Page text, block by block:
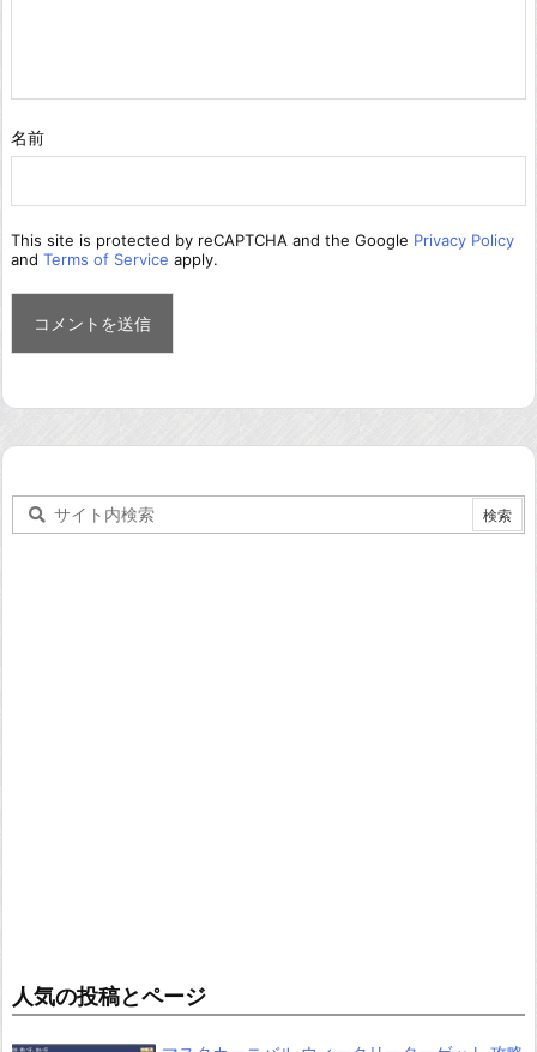
名前
This site is protected by reCAPTCHA and the Google Privacy Policy
and Terms of Service apply.
人気の投稿とページ